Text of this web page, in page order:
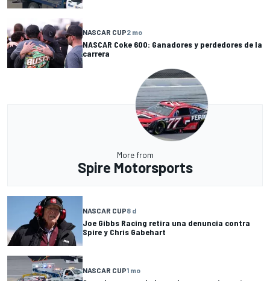
NASCAR CUP2 mo
NASCAR Coke 600: Ganadores y perdedores de la
carrera
More from
Spire Motorsports
NASCAR CUP8 d
Joe Gibbs Racing retira una denuncia contra
Spire y Chris Gabehart
NASCAR CUP1 mo